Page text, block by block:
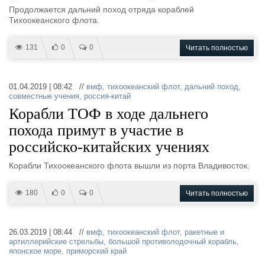
Продолжается дальний поход отряда кораблей
Тихоокеанского флота.
131 0 0 Читать полностью
01.04.2019 | 08:42 // вмф, тихоокеанский флот, дальний поход,
совместные учения, россия-китай
Корабли ТОФ в ходе дальнего
похода примут в участие в
российско-китайских учениях
Корабли Тихоокеанского флота вышли из порта Владивосток.
180 0 0 Читать полностью
26.03.2019 | 08:44 // вмф, тихоокеанский флот, ракетные и
артиллерийские стрельбы, большой противолодочный корабль,
японское море, приморский край